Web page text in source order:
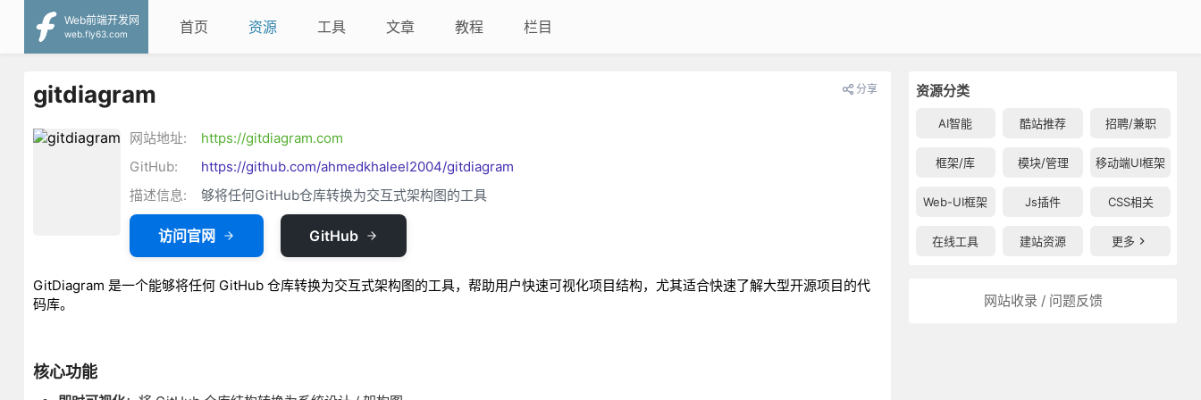
Web前端开发网
web.fly63.com
首页 资源 工具 文章 教程 栏目
资源分类
AI智能 酷站推荐 招聘/兼职
框架/库 模块/管理 移动端UI框架
Web-UI框架 Js插件 CSS相关
在线工具 建站资源 更多
网站收录 / 问题反馈
gitdiagram 分享
网站地址:
https://gitdiagram.com
GitHub:
https://github.com/ahmedkhaleel2004/gitdiagram
描述信息:
够将任何GitHub仓库转换为交互式架构图的工具
访问官网 GitHub
GitDiagram 是一个能够将任何 GitHub 仓库转换为交互式架构图的工具，帮助用户快速可视化项目结构，尤其适合快速了解大型开源项目的代
码库。
核心功能